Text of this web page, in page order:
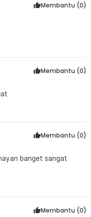
Membantu (0)
Membantu (0)
Membantu (0)
banget sangat
Membantu (0)